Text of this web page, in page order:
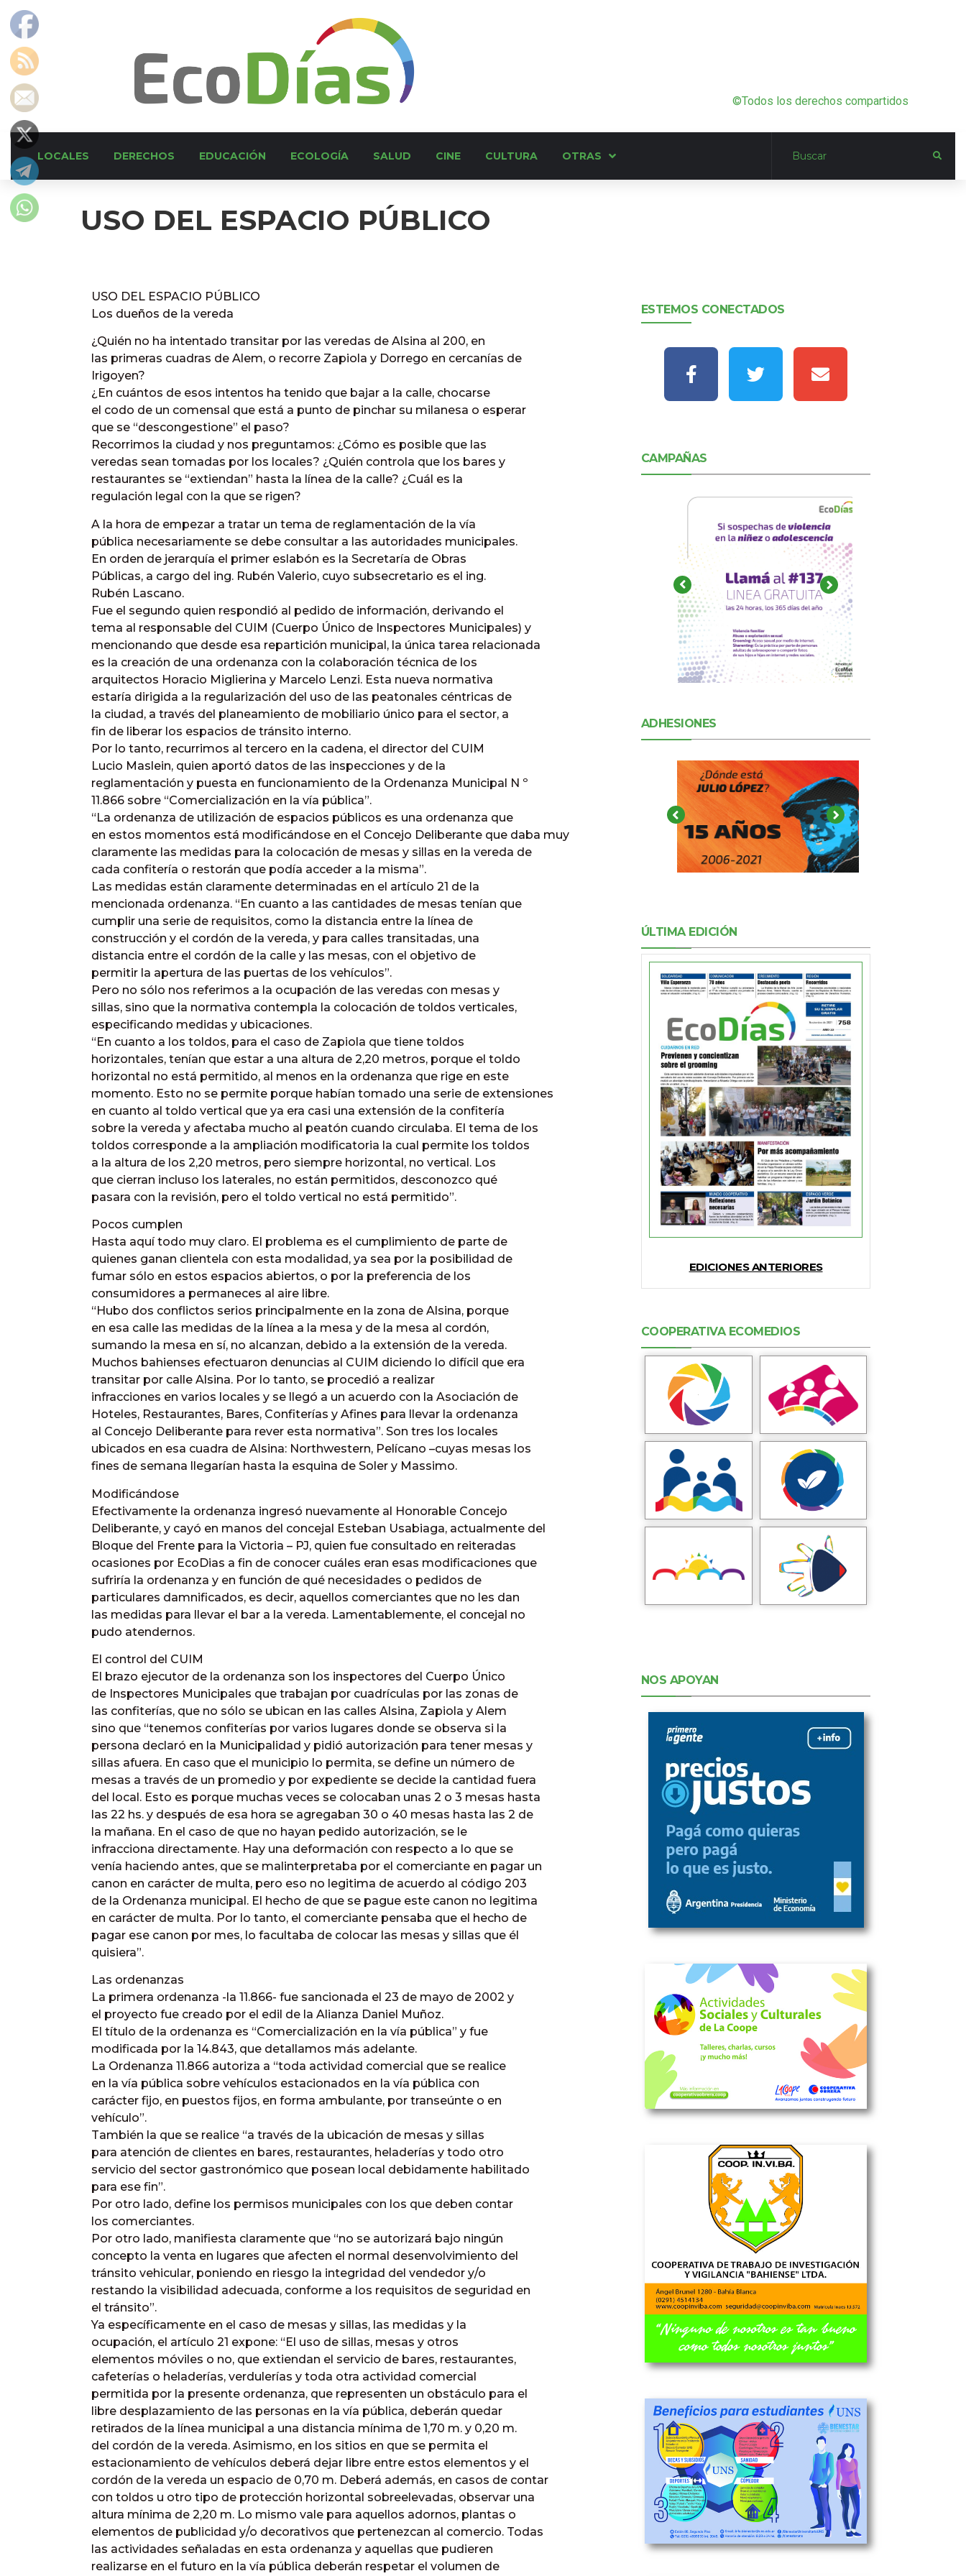
©Todos los derechos compartidos
LOCALES DERECHOS EDUCACIÓN ECOLOGÍA SALUD CINE CULTURA OTRAS
USO DEL ESPACIO PÚBLICO
USO DEL ESPACIO PÚBLICO
Los dueños de la vereda
¿Quién no ha intentado transitar por las veredas de Alsina al 200, en
las primeras cuadras de Alem, o recorre Zapiola y Dorrego en cercanías de
Irigoyen?
¿En cuántos de esos intentos ha tenido que bajar a la calle, chocarse
el codo de un comensal que está a punto de pinchar su milanesa o esperar
que se “descongestione” el paso?
Recorrimos la ciudad y nos preguntamos: ¿Cómo es posible que las
veredas sean tomadas por los locales? ¿Quién controla que los bares y
restaurantes se “extiendan” hasta la línea de la calle? ¿Cuál es la
regulación legal con la que se rigen?
A la hora de empezar a tratar un tema de reglamentación de la vía
pública necesariamente se debe consultar a las autoridades municipales.
En orden de jerarquía el primer eslabón es la Secretaría de Obras
Públicas, a cargo del ing. Rubén Valerio, cuyo subsecretario es el ing.
Rubén Lascano.
Fue el segundo quien respondió al pedido de información, derivando el
tema al responsable del CUIM (Cuerpo Único de Inspectores Municipales) y
mencionando que desde esa repartición municipal, la única tarea relacionada
es la creación de una ordenanza con la colaboración técnica de los
arquitectos Horacio Miglierina y Marcelo Lenzi. Esta nueva normativa
estaría dirigida a la regularización del uso de las peatonales céntricas de
la ciudad, a través del planeamiento de mobiliario único para el sector, a
fin de liberar los espacios de tránsito interno.
Por lo tanto, recurrimos al tercero en la cadena, el director del CUIM
Lucio Maslein, quien aportó datos de las inspecciones y de la
reglamentación y puesta en funcionamiento de la Ordenanza Municipal N º
11.866 sobre “Comercialización en la vía pública”.
“La ordenanza de utilización de espacios públicos es una ordenanza que
en estos momentos está modificándose en el Concejo Deliberante que daba muy
claramente las medidas para la colocación de mesas y sillas en la vereda de
cada confitería o restorán que podía acceder a la misma”.
Las medidas están claramente determinadas en el artículo 21 de la
mencionada ordenanza. “En cuanto a las cantidades de mesas tenían que
cumplir una serie de requisitos, como la distancia entre la línea de
construcción y el cordón de la vereda, y para calles transitadas, una
distancia entre el cordón de la calle y las mesas, con el objetivo de
permitir la apertura de las puertas de los vehículos”.
Pero no sólo nos referimos a la ocupación de las veredas con mesas y
sillas, sino que la normativa contempla la colocación de toldos verticales,
especificando medidas y ubicaciones.
“En cuanto a los toldos, para el caso de Zapiola que tiene toldos
horizontales, tenían que estar a una altura de 2,20 metros, porque el toldo
horizontal no está permitido, al menos en la ordenanza que rige en este
momento. Esto no se permite porque habían tomado una serie de extensiones
en cuanto al toldo vertical que ya era casi una extensión de la confitería
sobre la vereda y afectaba mucho al peatón cuando circulaba. El tema de los
toldos corresponde a la ampliación modificatoria la cual permite los toldos
a la altura de los 2,20 metros, pero siempre horizontal, no vertical. Los
que cierran incluso los laterales, no están permitidos, desconozco qué
pasara con la revisión, pero el toldo vertical no está permitido”.
Pocos cumplen
Hasta aquí todo muy claro. El problema es el cumplimiento de parte de
quienes ganan clientela con esta modalidad, ya sea por la posibilidad de
fumar sólo en estos espacios abiertos, o por la preferencia de los
consumidores a permaneces al aire libre.
“Hubo dos conflictos serios principalmente en la zona de Alsina, porque
en esa calle las medidas de la línea a la mesa y de la mesa al cordón,
sumando la mesa en sí, no alcanzan, debido a la extensión de la vereda.
Muchos bahienses efectuaron denuncias al CUIM diciendo lo difícil que era
transitar por calle Alsina. Por lo tanto, se procedió a realizar
infracciones en varios locales y se llegó a un acuerdo con la Asociación de
Hoteles, Restaurantes, Bares, Confiterías y Afines para llevar la ordenanza
al Concejo Deliberante para rever esta normativa”. Son tres los locales
ubicados en esa cuadra de Alsina: Northwestern, Pelícano –cuyas mesas los
fines de semana llegarían hasta la esquina de Soler y Massimo.
Modificándose
Efectivamente la ordenanza ingresó nuevamente al Honorable Concejo
Deliberante, y cayó en manos del concejal Esteban Usabiaga, actualmente del
Bloque del Frente para la Victoria – PJ, quien fue consultado en reiteradas
ocasiones por EcoDias a fin de conocer cuáles eran esas modificaciones que
sufriría la ordenanza y en función de qué necesidades o pedidos de
particulares damnificados, es decir, aquellos comerciantes que no les dan
las medidas para llevar el bar a la vereda. Lamentablemente, el concejal no
pudo atendernos.
El control del CUIM
El brazo ejecutor de la ordenanza son los inspectores del Cuerpo Único
de Inspectores Municipales que trabajan por cuadrículas por las zonas de
las confiterías, que no sólo se ubican en las calles Alsina, Zapiola y Alem
sino que “tenemos confiterías por varios lugares donde se observa si la
persona declaró en la Municipalidad y pidió autorización para tener mesas y
sillas afuera. En caso que el municipio lo permita, se define un número de
mesas a través de un promedio y por expediente se decide la cantidad fuera
del local. Esto es porque muchas veces se colocaban unas 2 o 3 mesas hasta
las 22 hs. y después de esa hora se agregaban 30 o 40 mesas hasta las 2 de
la mañana. En el caso de que no hayan pedido autorización, se le
infracciona directamente. Hay una deformación con respecto a lo que se
venía haciendo antes, que se malinterpretaba por el comerciante en pagar un
canon en carácter de multa, pero eso no legitima de acuerdo al código 203
de la Ordenanza municipal. El hecho de que se pague este canon no legitima
en carácter de multa. Por lo tanto, el comerciante pensaba que el hecho de
pagar ese canon por mes, lo facultaba de colocar las mesas y sillas que él
quisiera”.
Las ordenanzas
La primera ordenanza -la 11.866- fue sancionada el 23 de mayo de 2002 y
el proyecto fue creado por el edil de la Alianza Daniel Muñoz.
El título de la ordenanza es “Comercialización en la vía pública” y fue
modificada por la 14.843, que detallamos más adelante.
La Ordenanza 11.866 autoriza a “toda actividad comercial que se realice
en la vía pública sobre vehículos estacionados en la vía pública con
carácter fijo, en puestos fijos, en forma ambulante, por transeúnte o en
vehículo”.
También la que se realice “a través de la ubicación de mesas y sillas
para atención de clientes en bares, restaurantes, heladerías y todo otro
servicio del sector gastronómico que posean local debidamente habilitado
para ese fin”.
Por otro lado, define los permisos municipales con los que deben contar
los comerciantes.
Por otro lado, manifiesta claramente que “no se autorizará bajo ningún
concepto la venta en lugares que afecten el normal desenvolvimiento del
tránsito vehicular, poniendo en riesgo la integridad del vendedor y/o
restando la visibilidad adecuada, conforme a los requisitos de seguridad en
el tránsito”.
Ya específicamente en el caso de mesas y sillas, las medidas y la
ocupación, el artículo 21 expone: “El uso de sillas, mesas y otros
elementos móviles o no, que extiendan el servicio de bares, restaurantes,
cafeterías o heladerías, verdulerías y toda otra actividad comercial
permitida por la presente ordenanza, que representen un obstáculo para el
libre desplazamiento de las personas en la vía pública, deberán quedar
retirados de la línea municipal a una distancia mínima de 1,70 m. y 0,20 m.
del cordón de la vereda. Asimismo, en los sitios en que se permita el
estacionamiento de vehículos deberá dejar libre entre estos elementos y el
cordón de la vereda un espacio de 0,70 m. Deberá además, en casos de contar
con toldos u otro tipo de protección horizontal sobreelevadas, observar una
altura mínima de 2,20 m. Lo mismo vale para aquellos adornos, plantas o
elementos de publicidad y/o decorativos que pertenezcan al comercio. Todas
las actividades señaladas en esta ordenanza y aquellas que pudieren
realizarse en el futuro en la vía pública deberán respetar el volumen de
ESTEMOS CONECTADOS
CAMPAÑAS
ADHESIONES
ÚLTIMA EDICIÓN
EDICIONES ANTERIORES
COOPERATIVA ECOMEDIOS
NOS APOYAN